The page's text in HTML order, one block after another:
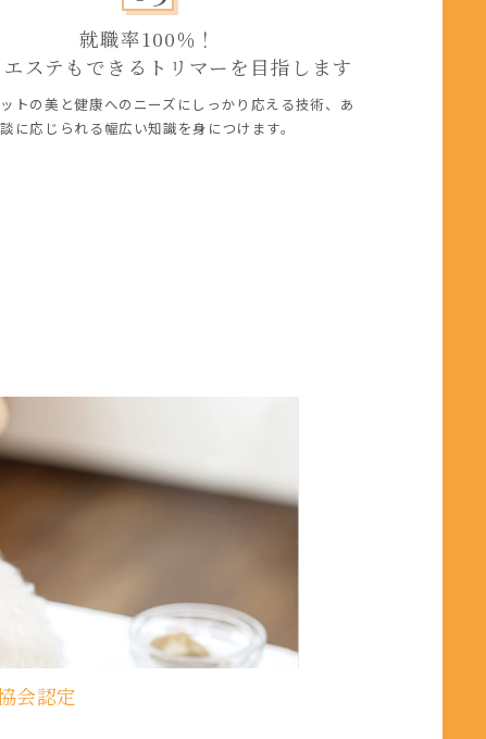
就職率100％！
ステもできるトリマーを目指します
トの美と健康へのニーズにしっかり応える技術、あ
に応じられる幅広い知識を身につけます。
会認定